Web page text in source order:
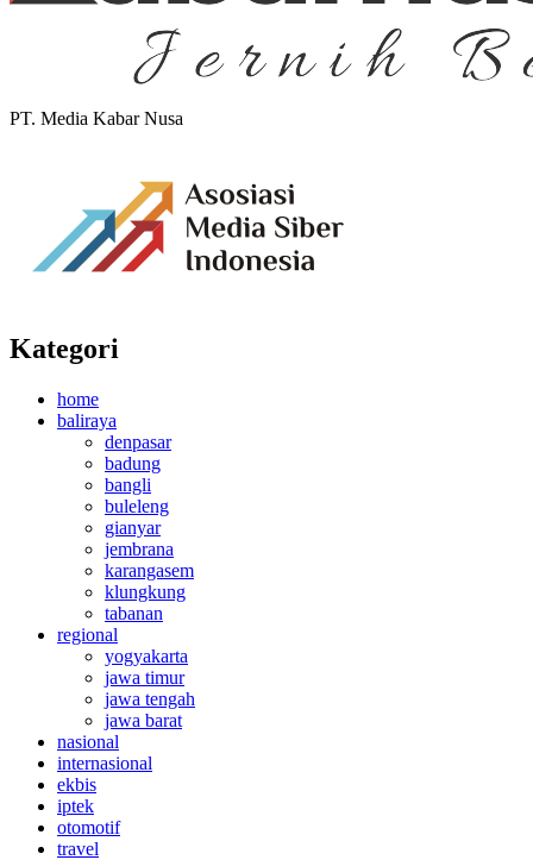
PT. Media Kabar Nusa
Kategori
home
baliraya
denpasar
badung
bangli
buleleng
gianyar
jembrana
karangasem
klungkung
tabanan
regional
yogyakarta
jawa timur
jawa tengah
jawa barat
nasional
internasional
ekbis
iptek
otomotif
travel